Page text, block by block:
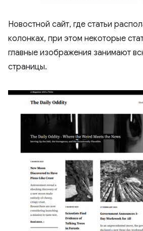
Новостной сайт, где статьи
колонках, при этом некоторые
главные изображения занимают
страницы.